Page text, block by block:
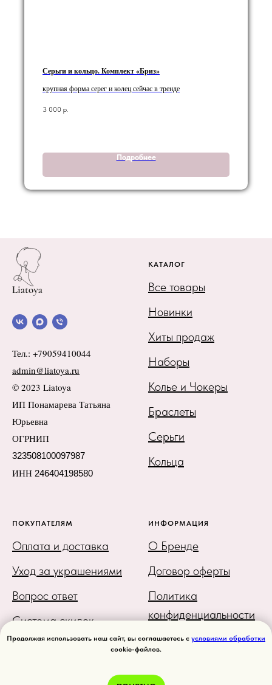
Серьги и кольцо. Комплект «Бриз»
крупная форма серег и колец сейчас в тренде
3 000 р.
Подробнее
Тел.: +79059410044
admin@liatoya.ru
© 2023 Liatoya
ИП Понамарева Татьяна
Юрьевна
ОГРНИП
323508100097987
ИНН 246404198580
КАТАЛОГ
Все товары
Новинки
Хиты продаж
Наборы
Колье и Чокеры
Браслеты
Серьги
Кольца
ПОКУПАТЕЛЯМ
Оплата и доставка
Уход за украшениями
Вопрос ответ
Система скидок
ИНФОРМАЦИЯ
О Бренде
Договор оферты
Политика
конфиденциальности
Карта сайта
Продолжая использовать наш сайт, вы соглашаетесь с условиями обработки
cookie-файлов.